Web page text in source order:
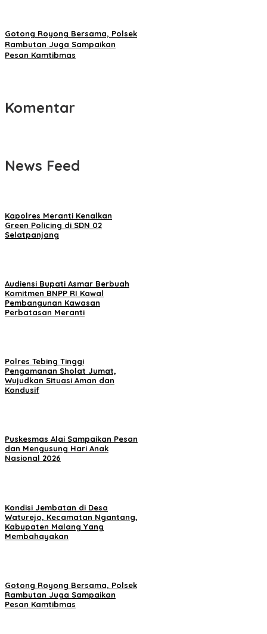
Gotong Royong Bersama, Polsek
Rambutan Juga Sampaikan
Pesan Kamtibmas
Komentar
News Feed
Kapolres Meranti Kenalkan
Green Policing di SDN 02
Selatpanjang
Audiensi Bupati Asmar Berbuah
Komitmen BNPP RI Kawal
Pembangunan Kawasan
Perbatasan Meranti
Polres Tebing Tinggi
Pengamanan Sholat Jumat,
Wujudkan Situasi Aman dan
Kondusif
Puskesmas Alai Sampaikan Pesan
dan Mengusung Hari Anak
Nasional 2026
Kondisi Jembatan di Desa
Waturejo, Kecamatan Ngantang,
Kabupaten Malang Yang
Membahayakan
Gotong Royong Bersama, Polsek
Rambutan Juga Sampaikan
Pesan Kamtibmas